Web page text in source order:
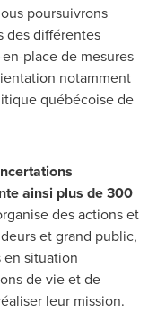
poursuivrons
des différentes
place de mesures
notamment
québécoise de
ainsi plus de 300
des actions et
et grand public,
situation
de vie et de
leur mission.